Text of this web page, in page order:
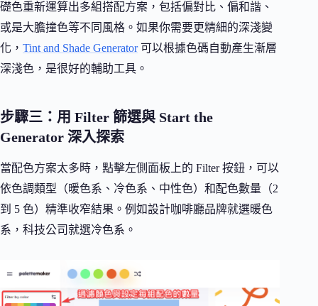
礎色重新運算出多組搭配方案，包括偏對比、偏和諧、
或是大膽撞色等不同風格。如果你需要更精細的深淺變
化， Tint and Shade Generator可以根據色碼自動產生漸層
深淺色，是很好的輔助工具。
步驟三：用 Filter 篩選與 Start the
Generator 深入探索
當配色方案太多時，點擊左側面板上的 Filter 按鈕，可以
依色調類型（暖色系、冷色系、中性色）和配色數量（2
到 5 色）精準收窄結果。例如設計咖啡廳品牌就選暖色
系，科技公司就選冷色系。